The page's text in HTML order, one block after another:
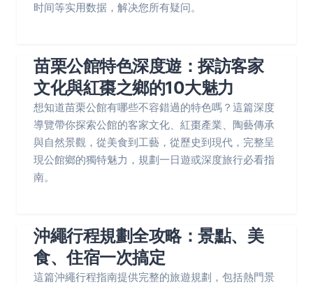
时间等实用数据，解决您所有疑问。
苗栗公館特色深度遊：探訪客家
文化與紅棗之鄉的10大魅力
想知道苗栗公館有哪些不容錯過的特色嗎？這篇深度
導覽帶你探索公館的客家文化、紅棗產業、陶藝傳承
與自然景觀，從美食到工藝，從歷史到現代，完整呈
現公館鄉的獨特魅力，規劃一日遊或深度旅行必看指
南。
沖繩行程規劃全攻略：景點、美
食、住宿一次搞定
這篇沖繩行程指南提供完整的旅遊規劃，包括熱門景